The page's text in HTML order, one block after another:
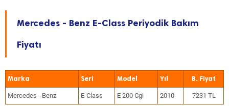
Mercedes - Benz E-Class Periyodik Bakım
Fiyatı
Marka Seri Model Yıl
Mercedes - Benz E-Class E 200 Cgi 2010 7231 TL